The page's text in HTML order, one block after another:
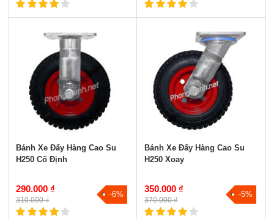
Bánh Xe Đẩy Hàng Cao Su
H250 Cố Định
290.000 ₫
310.000 ₫
-6%
Bánh Xe Đẩy Hàng Cao Su
H250 Xoay
350.000 ₫
370.000 ₫
-5%